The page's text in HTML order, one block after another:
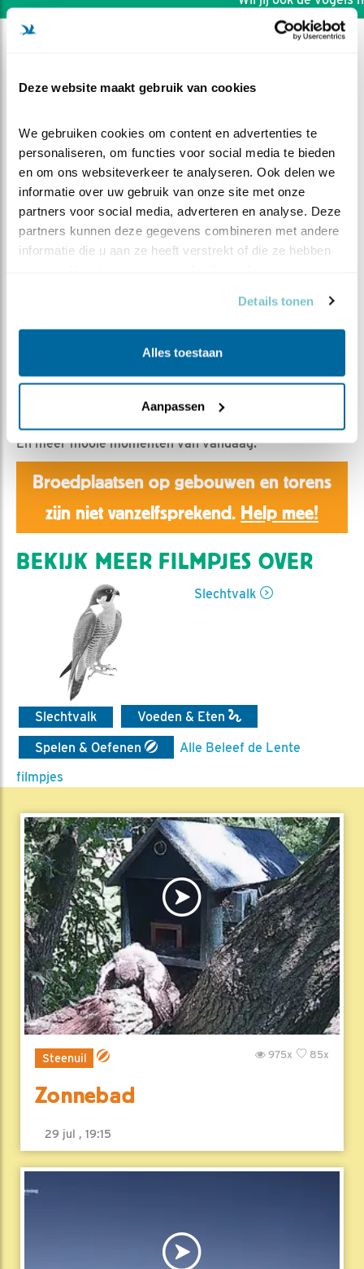
Deze website maakt gebruik van cookies
We gebruiken cookies om content en advertenties te
personaliseren, om functies voor social media te bieden
en om ons websiteverkeer te analyseren. Ook delen we
informatie over uw gebruik van onze site met onze
partners voor social media, adverteren en analyse. Deze
partners kunnen deze gegevens combineren met andere
informatie die u aan ze heeft verstrekt of die ze hebben
Details tonen
Alles toestaan
Aanpassen
Spelen in de regen
Bewaar dit filmpje|
675x
Voor het eerst in de regen.
En meer mooie momenten van vandaag.
Broedplaatsen op gebouwen en torens
zijn niet vanzelfsprekend. Help mee!
BEKIJK MEER FILMPJES OVER
Slechtvalk
Slechtvalk
Voeden & Eten
Spelen & Oefenen
Alle Beleef de Lente
filmpjes
Steenuil 85x
975x
Zonnebad
29 jul , 19:15